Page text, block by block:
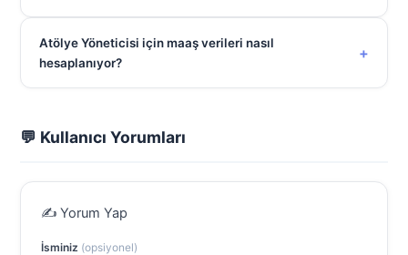
Atölye Yöneticisi için maaş verileri nasıl
hesaplanıyor?
+
💬 Kullanıcı Yorumları
✍️ Yorum Yap
İsminiz (opsiyonel)